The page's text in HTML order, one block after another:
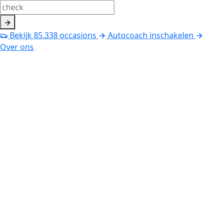
Bekijk85.338occasions
Autocoach inschakelen
Over ons